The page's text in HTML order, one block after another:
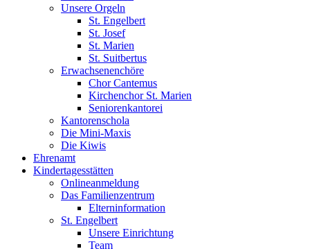
Unsere Orgeln
St. Engelbert
St. Josef
St. Marien
St. Suitbertus
Erwachsenenchöre
Chor Cantemus
Kirchenchor St. Marien
Seniorenkantorei
Kantorenschola
Die Mini-Maxis
Die Kiwis
Ehrenamt
Kindertagesstätten
Onlineanmeldung
Das Familienzentrum
Elterninformation
St. Engelbert
Unsere Einrichtung
Team